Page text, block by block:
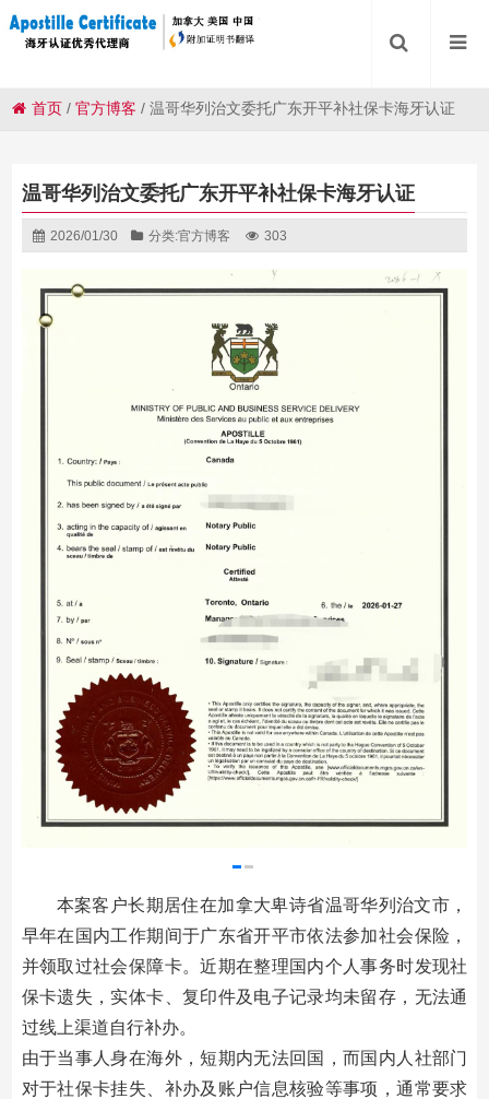
首页 /官方博客 /温哥华列治文委托广东开平补社保卡海牙认证
温哥华列治文委托广东开平补社保卡海牙认证
2026/01/30 分类:官方博客 303
本案客户长期居住在加拿大卑诗省温哥华列治文市，
早年在国内工作期间于广东省开平市依法参加社会保险，
并领取过社会保障卡。近期在整理国内个人事务时发现社
保卡遗失，实体卡、复印件及电子记录均未留存，无法通
过线上渠道自行补办。
由于当事人身在海外，短期内无法回国，而国内人社部门
对于社保卡挂失、补办及账户信息核验等事项，通常要求